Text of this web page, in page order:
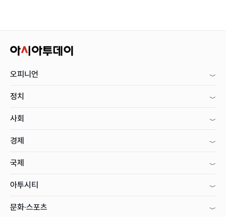
오피니언
정치
사회
경제
국제
아투시티
문화·스포츠